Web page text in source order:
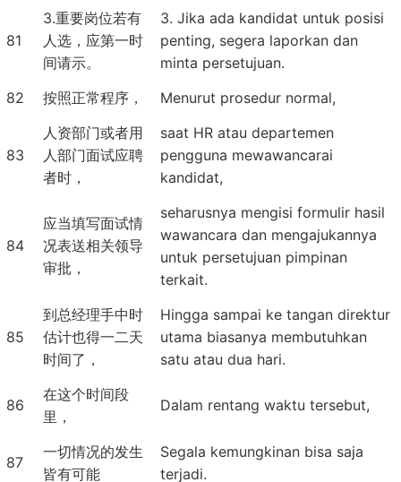
81
3.重要岗位若有
人选，应第一时
间请示。
3. Jika ada kandidat untuk posisi
penting, segera laporkan dan
minta persetujuan.
82
按照正常程序， Menurut prosedur normal,
83
人资部门或者用
人部门面试应聘
者时，
saat HR atau departemen
pengguna mewawancarai
kandidat,
84
应当填写面试情
况表送相关领导
审批，
seharusnya mengisi formulir hasil
wawancara dan mengajukannya
untuk persetujuan pimpinan
terkait.
85
到总经理手中时
估计也得一二天
时间了，
Hingga sampai ke tangan direktur
utama biasanya membutuhkan
satu atau dua hari.
86
在这个时间段
里，
Dalam rentang waktu tersebut,
87
一切情况的发生
皆有可能
Segala kemungkinan bisa saja
terjadi.